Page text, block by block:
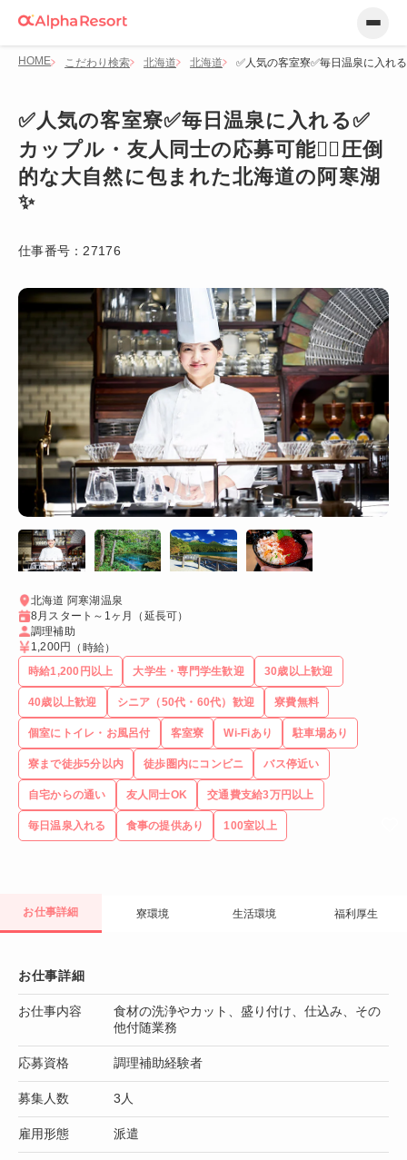
HOME こだわり検索 北海道 北海道 ✅人気の客室寮✅毎日温泉に入れ
✅人気の客室寮✅毎日温泉に入れる✅
カップル・友人同士の応募可能🙆‍♂️圧倒
的な大自然に包まれた北海道の阿寒湖
✨
仕事番号： 27176
北海道 阿寒湖温泉
8月スタート～1ヶ月（延長可）
調理補助
1,200円
（時給）
時給1,200円以上
大学生・専門学生歓迎 30歳以上歓迎
40歳以上歓迎 シニア（50代・60代）歓迎 寮費無料
個室にトイレ・お風呂付 客室寮 Wi-Fiあり 駐車場あり
寮まで徒歩5分以内 徒歩圏内にコンビニ バス停近い
自宅からの通い 友人同士OK 交通費支給3万円以上
毎日温泉入れる 食事の提供あり 100室以上
お仕事詳細 寮環境 生活環境 福利厚生
お仕事詳細
お仕事内容
食材の洗浄やカット、盛り付け、仕込み、その
他付随業務
応募資格 調理補助経験者
募集人数 3人
雇用形態 派遣